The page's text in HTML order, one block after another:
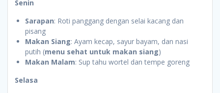
Senin
Sarapan: Roti panggang dengan selai kacang dan
pisang
Makan Siang: Ayam kecap, sayur bayam, dan nasi
putih (menu sehat untuk makan siang)
Makan Malam: Sup tahu wortel dan tempe goreng
Selasa